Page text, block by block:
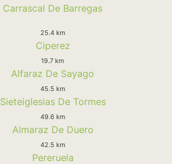
Carrascal De Barregas
25.4 km
Ciperez
19.7 km
Alfaraz De Sayago
45.5 km
Sieteiglesias De Tormes
49.6 km
Almaraz De Duero
42.5 km
Pereruela